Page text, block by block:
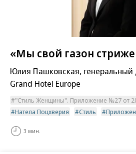
«Мы свой газон
Юлия Пашковская, генеральный
Grand Hotel Europe
"Стиль Женщины". Приложение №27 от
Натела Поцхверия
Стиль
3 мин.